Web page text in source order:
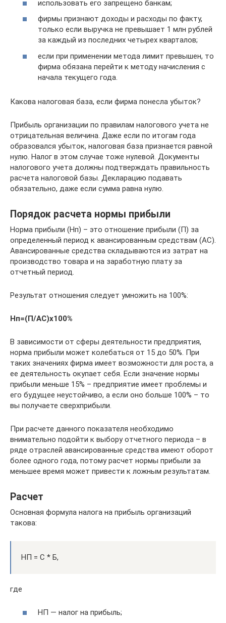
использовать его запрещено банкам;
фирмы признают доходы и расходы по факту,
только если выручка не превышает 1 млн рублей
за каждый из последних четырех кварталов;
если при применении метода лимит превышен, то
фирма обязана перейти к методу начисления с
начала текущего года.
Какова налоговая база, если фирма понесла убыток?
Прибыль организации по правилам налогового учета не
отрицательная величина. Даже если по итогам года
образовался убыток, налоговая база признается равной
нулю. Налог в этом случае тоже нулевой. Документы
налогового учета должны подтверждать правильность
расчета налоговой базы. Декларацию подавать
обязательно, даже если сумма равна нулю.
Порядок расчета нормы прибыли
Норма прибыли (Нп) – это отношение прибыли (П) за
определенный период к авансированным средствам (АС).
Авансированные средства складываются из затрат на
производство товара и на заработную плату за
отчетный период.
Результат отношения следует умножить на 100%:
Нп=(П/АС)х100%
В зависимости от сферы деятельности предприятия,
норма прибыли может колебаться от 15 до 50%. При
таких значениях фирма имеет возможности для роста, а
ее деятельность окупает себя. Если значение нормы
прибыли меньше 15% – предприятие имеет проблемы и
его будущее неустойчиво, а если оно больше 100% – то
вы получаете сверхприбыли.
При расчете данного показателя необходимо
внимательно подойти к выбору отчетного периода – в
ряде отраслей авансированные средства имеют оборот
более одного года, потому расчет нормы прибыли за
меньшее время может привести к ложным результатам.
Расчет
Основная формула налога на прибыль организаций
такова:
НП = С * Б,
где
НП — налог на прибыль;